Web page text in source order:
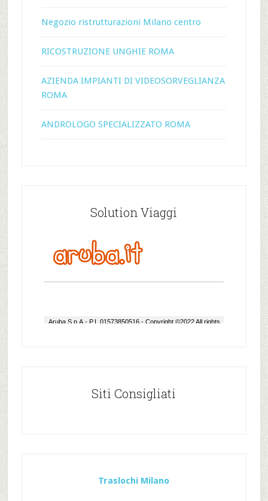
Negozio ristrutturazioni Milano centro
RICOSTRUZIONE UNGHIE ROMA
AZIENDA IMPIANTI DI VIDEOSORVEGLIANZA
ROMA
ANDROLOGO SPECIALIZZATO ROMA
Solution Viaggi
Siti Consigliati
Traslochi Milano